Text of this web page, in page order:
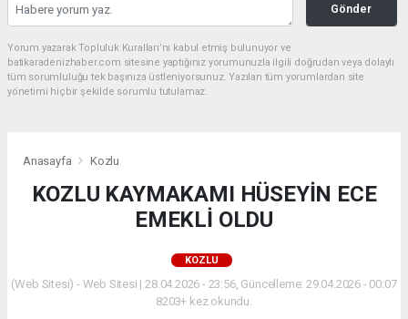
Gönder
Yorum yazarak Topluluk Kuralları’nı kabul etmiş bulunuyor ve
batikaradenizhaber.com sitesine yaptığınız yorumunuzla ilgili doğrudan veya dolaylı
tüm sorumluluğu tek başınıza üstleniyorsunuz. Yazılan tüm yorumlardan site
yönetimi hiçbir şekilde sorumlu tutulamaz.
Anasayfa Kozlu
KOZLU KAYMAKAMI HÜSEYİN ECE
EMEKLİ OLDU
KOZLU
(Web Sitesi) - Web Sitesi | 28.04.2026 - 23:56, Güncelleme: 29.04.2026 - 00:07
8203+ kez okundu.